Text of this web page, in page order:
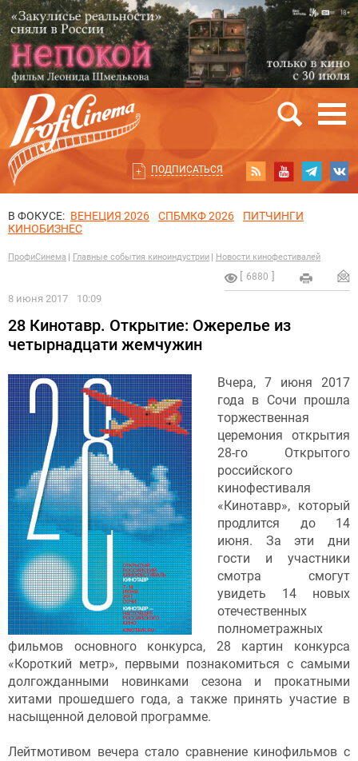
ПОДПИСАТЬСЯ
В ФОКУСЕ: ВЕНЕЦИЯ 2026 СПБМКФ 2026
ПИТЧИНГИ
КИНОБИЗНЕС
ПрофиСинема Главные события киноиндустрии Новости кинофестивалей
6880
8 июня 2017 10:09
28 Кинотавр. Открытие: Ожерелье из
четырнадцати жемчужин
Вчера, 7 июня 2017
года в Сочи прошла
торжественная
церемония открытия
28-го Открытого
российского
кинофестиваля
«Кинотавр», который
продлится до 14
июня. За эти дни
гости и участники
смотра смогут
увидеть 14 новых
отечественных
полнометражных
фильмов основного конкурса, 28 картин конкурса
«Короткий метр», первыми познакомиться с самыми
долгожданными новинками сезона и прокатными
хитами прошедшего года, а также принять участие в
насыщенной деловой программе.
Лейтмотивом вечера стало сравнение кинофильмов с